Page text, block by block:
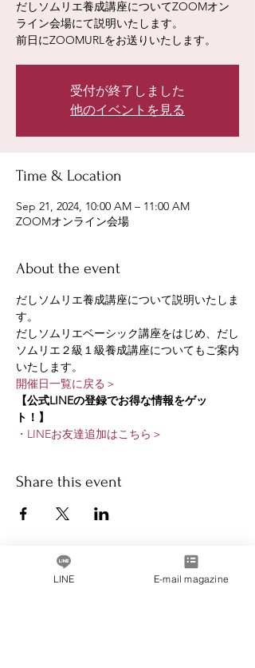
だしソムリエ養成講座についてZOOMオン
ライン会場にて説明いたします。
前日にZOOMURLをお送りいたします。
受付が終了しました
他のイベントを見る
Time & Location
Sep 21, 2024, 10:00 AM – 11:00 AM
ZOOMオンライン会場
About the event
だしソムリエ養成講座について説明いたしま
す。
だしソムリエベーシック講座をはじめ、だし
ソムリエ２級１級養成講座についてもご案内
いたします。
開催日一覧に戻る＞
【公式LINEの登録でお得な情報をゲッ
ト！】
・LINEお友達追加はこちら＞
Share this event
Message from the President
LINE E-mail magazine